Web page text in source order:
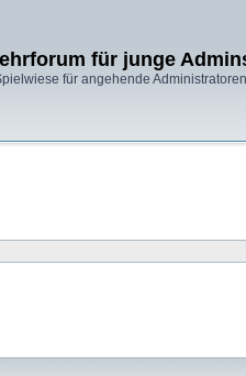
für junge
für angehende Administratoren